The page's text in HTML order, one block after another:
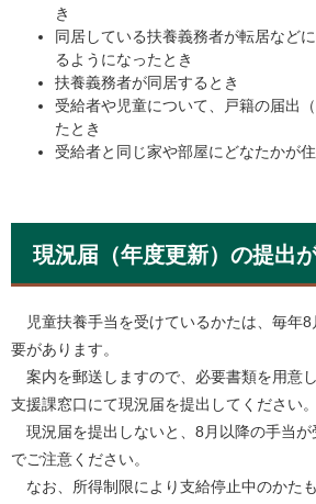
き
同居している扶養義務者が転居など
るようになったとき
扶養義務者が同居するとき
受給者や児童について、戸籍の届出
たとき
受給者と同じ家や部屋にどなたかが
現況届（年度更新）の提出
児童扶養手当を受けているかたは、毎年8
要があります。
案内を郵送しますので、必要書類を用意
支援課窓口にて現況届を提出してください。
現況届を提出しないと、8月以降の手当が
でご注意ください。
なお、所得制限により支給停止中のかた